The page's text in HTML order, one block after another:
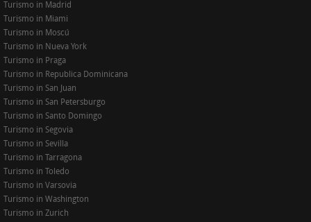
Turismo in Madrid
Turismo in Miami
Turismo in Moscú
Turismo in Nueva York
Turismo in Praga
Turismo in Republica Dominicana
Turismo in San Juan
Turismo in San Petersburgo
Turismo in Santo Domingo
Turismo in Segovia
Turismo in Sevilla
Turismo in Tarragona
Turismo in Toledo
Turismo in Varsovia
Turismo in Washington
Turismo in Zurich